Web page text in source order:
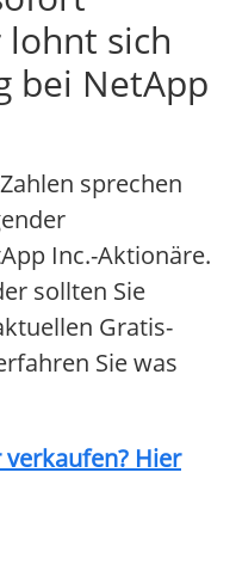
lohnt sich
bei NetApp
sprechen
Inc.-Aktionäre.
sollten Sie
Gratis-
Sie was
Hier